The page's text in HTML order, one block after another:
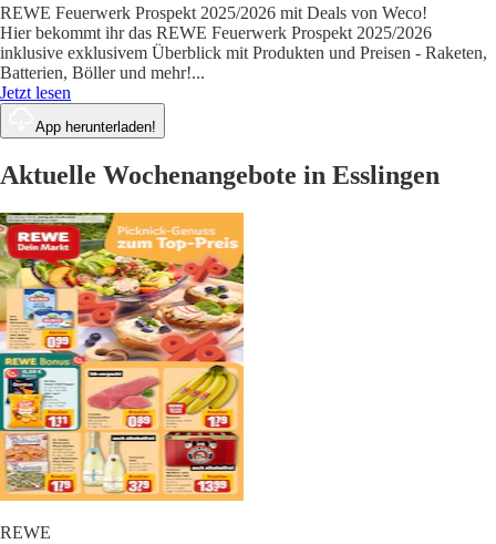
REWE Feuerwerk Prospekt 2025/2026 mit Deals von Weco!
Hier bekommt ihr das REWE Feuerwerk Prospekt 2025/2026
inklusive exklusivem Überblick mit Produkten und Preisen - Raketen,
Batterien, Böller und mehr!...
Jetzt lesen
App herunterladen!
Aktuelle Wochenangebote in Esslingen
REWE